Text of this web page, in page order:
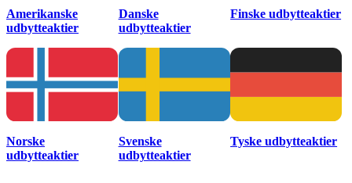
Amerikanske
udbytteaktier
Danske
udbytteaktier
Finske udbytteaktier
Norske
udbytteaktier
Svenske
udbytteaktier
Tyske udbytteaktier